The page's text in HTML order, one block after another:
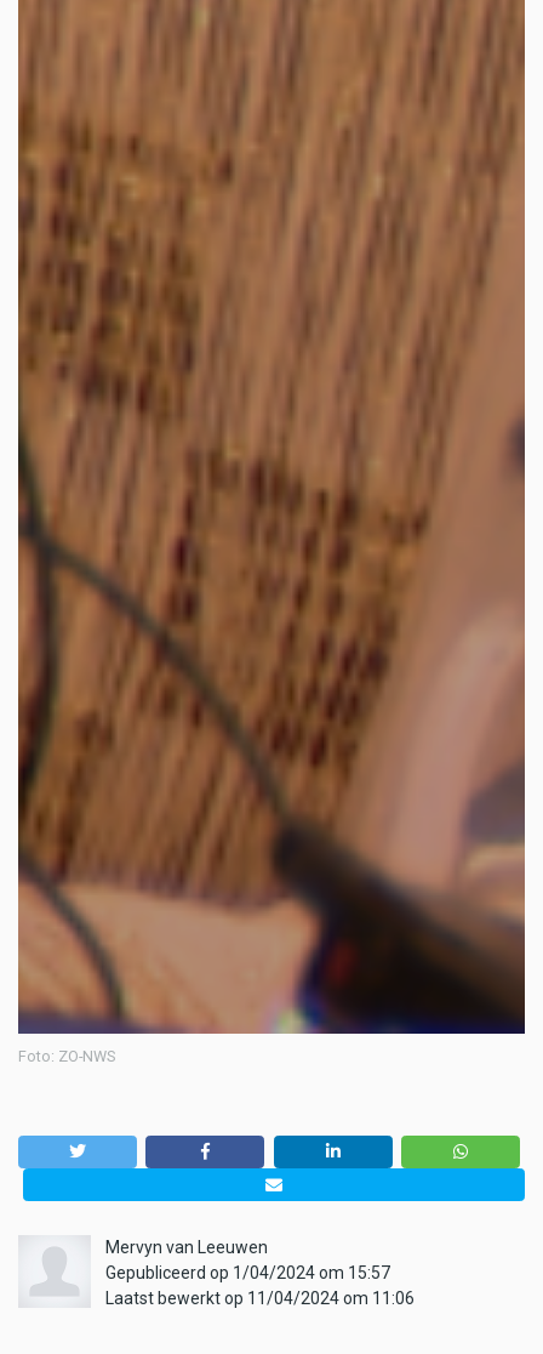
Foto: ZO-NWS
Mervyn van Leeuwen
Gepubliceerd op 1/04/2024 om 15:57
Laatst bewerkt op 11/04/2024 om 11:06